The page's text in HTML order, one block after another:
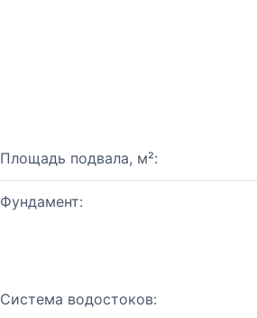
Площадь подвала, м²:
Фундамент:
Система водостоков: